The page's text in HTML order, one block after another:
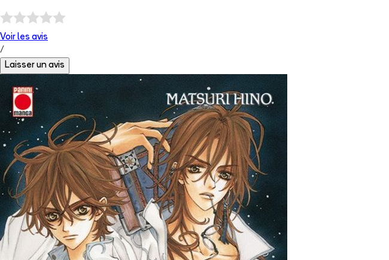
Voir les avis
/
Laisser un avis